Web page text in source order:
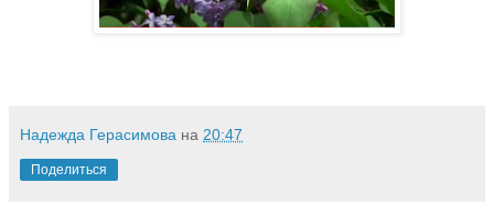
Надежда Герасимова на 20:47
Поделиться